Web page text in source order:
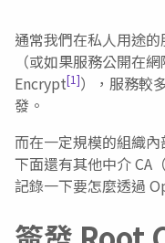
通常我們在私人用途
（或如果服務公開在
Encrypt[1]），服務較
發。
而在一定規模的組織內
下面還有其他中介 CA
記錄一下要怎麼透過